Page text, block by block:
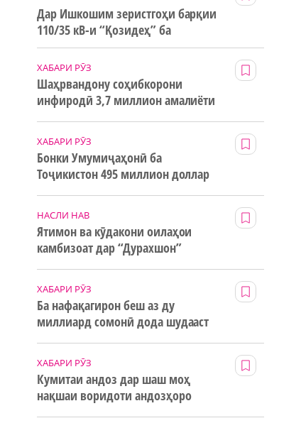
Дар Ишкошим зеристгоҳи барқии
110/35 кВ-и “Қозидеҳ” ба
истифода дода мешавад
ХАБАРИ РӮЗ
Шаҳрвандону соҳибкорони
инфиродӣ 3,7 миллион амалиёти
ХАБАРИ РӮЗ
Бонки Умумиҷаҳонӣ ба
Тоҷикистон 495 миллион доллар
НАСЛИ НАВ
Ятимон ва кӯдакони оилаҳои
камбизоат дар “Дурахшон”
ХАБАРИ РӮЗ
Ба нафақагирон беш аз ду
миллиард сомонӣ дода шудааст
ХАБАРИ РӮЗ
Кумитаи андоз дар шаш моҳ
нақшаи воридоти андозҳоро